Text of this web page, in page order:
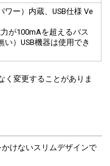
ワー）内蔵、USB仕様 Ve
が100mAを超えるバス
）USB機器は使用でき
く変更することがありま
けないスリムデザインで